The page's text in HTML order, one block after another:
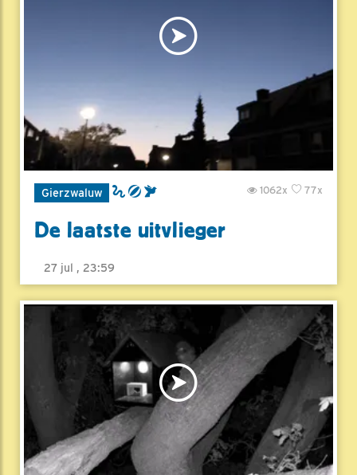
Gierzwaluw 77x
1062x
De laatste uitvlieger
27 jul , 23:59